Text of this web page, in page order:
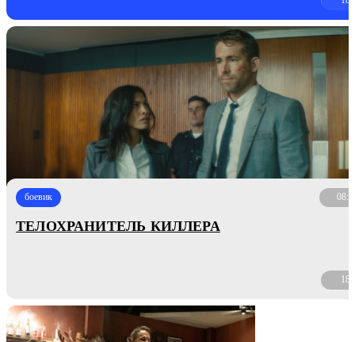
боевик
ТЕЛОХРАНИТЕЛЬ КИЛЛЕРА